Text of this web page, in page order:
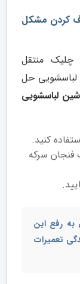
کردن مشکل
ﭼﻠﯿﮏ ﻣﻨﺘﻘﻞ
لباسشویی حل
لباسشویی
کنید.
فنجان سرکه
به رفع این
تعمیرات